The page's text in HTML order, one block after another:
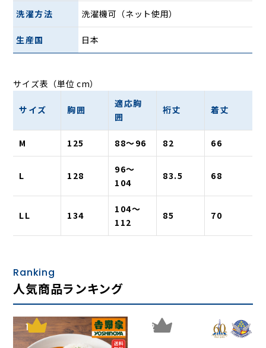
ボディラインやラグラン袖のデザインは動きやすくゆとりが
あり、襟のボタンを留めれば立ち襟になるので、日差しをよ
けたり、風よけにもなります。
ポケットも充実しているので、旅行やいつもの散策を快適に
お楽しみください。
ウエスト部分のゴムは身体を締めつけすぎずにほどよくフィ
手ぶらでお出かけ。収納力にも自信あり
左右にある外ポケットは、ゆったりとしたマチ付き。デジカ
洗濯方法 洗濯機可（ネット使用）
生産国 日本
サイズ表（単位 cm）
サイズ 胸囲
適応胸
囲
裄丈 着丈
M 125 88〜96 82 66
L 128
96〜
104
83.5 68
LL 134
104〜
112
85 70
Ranking
人気商品ランキング
1 2